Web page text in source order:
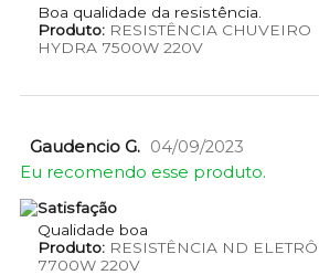
Boa qualidade da resistência.
Produto:RESISTÊNCIA CHUVEIRO
HYDRA 7500W 220V
Gaudencio G. 04/09/2023
Eu recomendo esse produto.
Satisfação
Qualidade boa
Produto:RESISTÊNCIA ND
7700W 220V